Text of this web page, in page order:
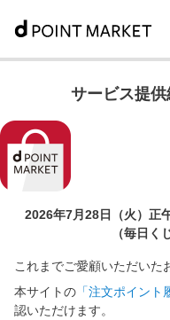
サービス提
2026年7月28日（火）正
（毎日く
これまでご愛顧いただいた
本サイトの 「注文ポイント
認いただけます。